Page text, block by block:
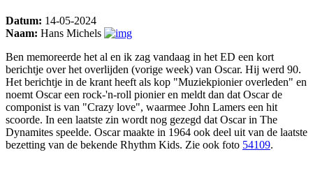
Datum: 14-05-2024
Naam: Hans Michels
Ben memoreerde het al en ik zag vandaag in het ED een kort
berichtje over het overlijden (vorige week) van Oscar. Hij werd 90.
Het berichtje in de krant heeft als kop "Muziekpionier overleden" en
noemt Oscar een rock-'n-roll pionier en meldt dan dat Oscar de
componist is van "Crazy love", waarmee John Lamers een hit
scoorde. In een laatste zin wordt nog gezegd dat Oscar in The
Dynamites speelde. Oscar maakte in 1964 ook deel uit van de laatste
bezetting van de bekende Rhythm Kids. Zie ook foto 54109.